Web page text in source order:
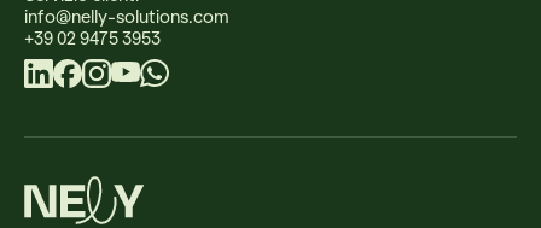
info@nelly-solutions.com
+39 02 9475 3953